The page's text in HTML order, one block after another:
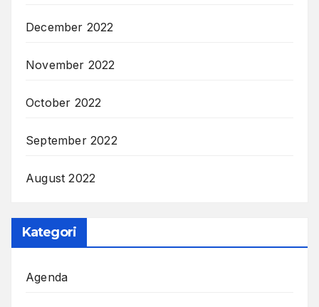
December 2022
November 2022
October 2022
September 2022
August 2022
Kategori
Agenda